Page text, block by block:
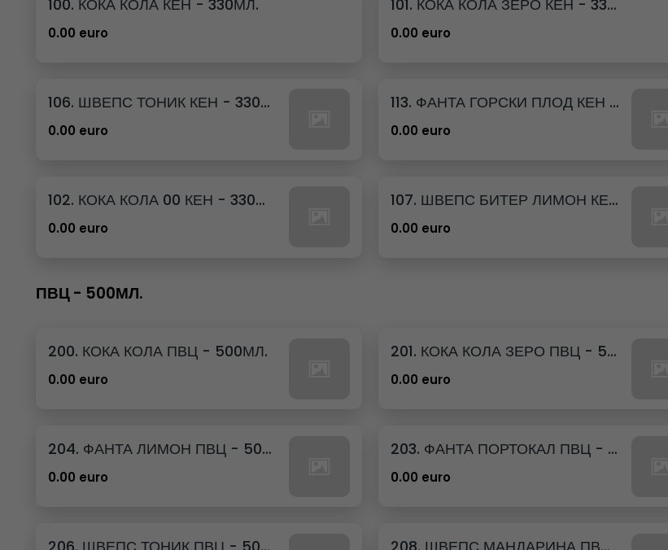
100. КОКА КОЛА КЕН - 330МЛ.
0.00 euro
101. КОКА КОЛА ЗЕРО КЕН - 330МЛ.
0.00 euro
106. ШВЕПС ТОНИК КЕН - 330МЛ.
0.00 euro
113. ФАНТА ГОРСКИ ПЛОД КЕН - 330МЛ.
0.00 euro
102. КОКА КОЛА 00 КЕН - 330МЛ.
0.00 euro
107. ШВЕПС БИТЕР ЛИМОН КЕН - 330МЛ.
0.00 euro
ПВЦ - 500МЛ.
200. КОКА КОЛА ПВЦ - 500МЛ.
0.00 euro
201. КОКА КОЛА ЗЕРО ПВЦ - 500МЛ.
0.00 euro
204. ФАНТА ЛИМОН ПВЦ - 500МЛ.
0.00 euro
203. ФАНТА ПОРТОКАЛ ПВЦ - 500МЛ.
0.00 euro